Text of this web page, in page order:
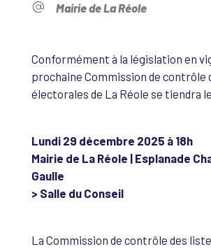
Mairie de La Réole
Conformément à la législation en
prochaine Commission de contrôle
électorales de La Réole se tiendra
Lundi 29 décembre 2025 à 18h
Mairie de La Réole | Esplanade
Gaulle
> Salle du Conseil
La Commission de contrôle des